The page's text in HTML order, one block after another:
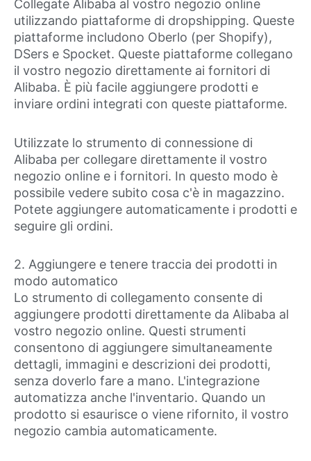
Collegate Alibaba al vostro negozio online
utilizzando piattaforme di dropshipping. Queste
piattaforme includono Oberlo (per Shopify),
DSers e Spocket. Queste piattaforme collegano
il vostro negozio direttamente ai fornitori di
Alibaba. È più facile aggiungere prodotti e
inviare ordini integrati con queste piattaforme.
Utilizzate lo strumento di connessione di
Alibaba per collegare direttamente il vostro
negozio online e i fornitori. In questo modo è
possibile vedere subito cosa c'è in magazzino.
Potete aggiungere automaticamente i prodotti e
seguire gli ordini.
2. Aggiungere e tenere traccia dei prodotti in
modo automatico
Lo strumento di collegamento consente di
aggiungere prodotti direttamente da Alibaba al
vostro negozio online. Questi strumenti
consentono di aggiungere simultaneamente
dettagli, immagini e descrizioni dei prodotti,
senza doverlo fare a mano. L'integrazione
automatizza anche l'inventario. Quando un
prodotto si esaurisce o viene rifornito, il vostro
negozio cambia automaticamente.